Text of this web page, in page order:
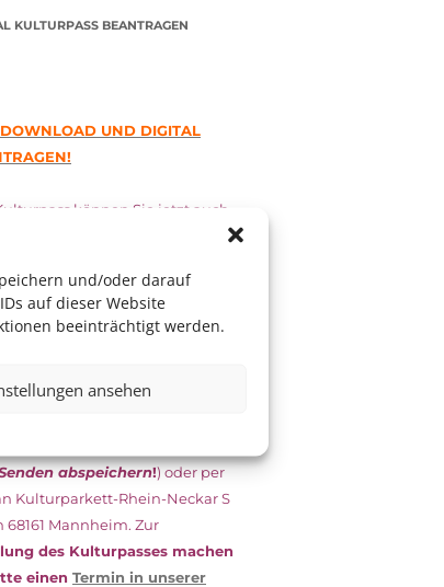
und/oder darauf
auf dieser Website
beeinträchtigt werden.
ansehen
KULTURPASS BEANTRAGEN
UND DIGITAL
können Sie jetzt auch
zusammen mit
aktuellen
(Bürgergeld/
zurück: Per E-Mail
abspeichern!) oder per
Kulturparkett-Rhein-Neckar S
68161 Mannheim. Zur
des Kulturpasses machen
einen Termin in unserer